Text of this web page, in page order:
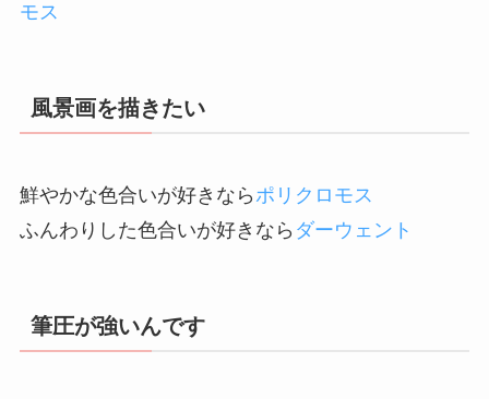
モス
風景画を描きたい
鮮やかな色合いが好きなら ポリクロモス
ふんわりした色合いが好きなら ダーウェント
筆圧が強いんです